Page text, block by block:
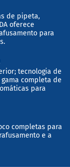
de pipeta,
oferece
para
tecnologia de
gama completa de
para
completas para
e a